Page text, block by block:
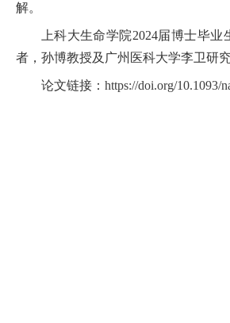
解。
上科大生命学院2024届博士毕
者，孙博教授及广州医科大学李卫研
论文链接： https://doi.org/10.1093/